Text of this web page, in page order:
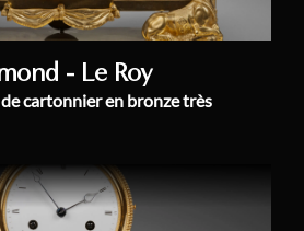
- Le Roy
cartonnier en bronze très